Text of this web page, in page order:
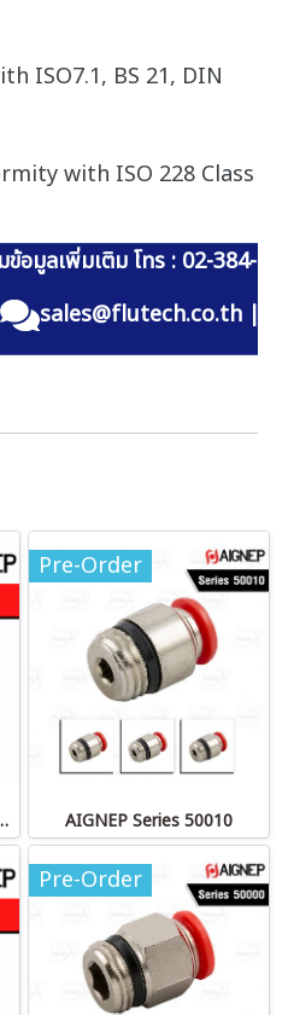
ISO7.1, BS 21, DIN
with ISO 228 Class
ข้อมูลเพิ่มเติม โทร : 02-384-
sales@flutech.co.th |
MALE ADAPTOR
Pre-Order
AIGNEP Series 50010
Pre-Order